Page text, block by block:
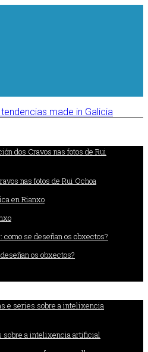
nas fotos de Rui Ochoa
os obxectos?
sobre a intelixencia artificial